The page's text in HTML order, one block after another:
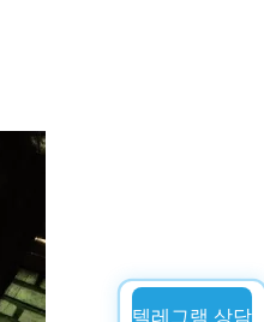
텔레그램 상담